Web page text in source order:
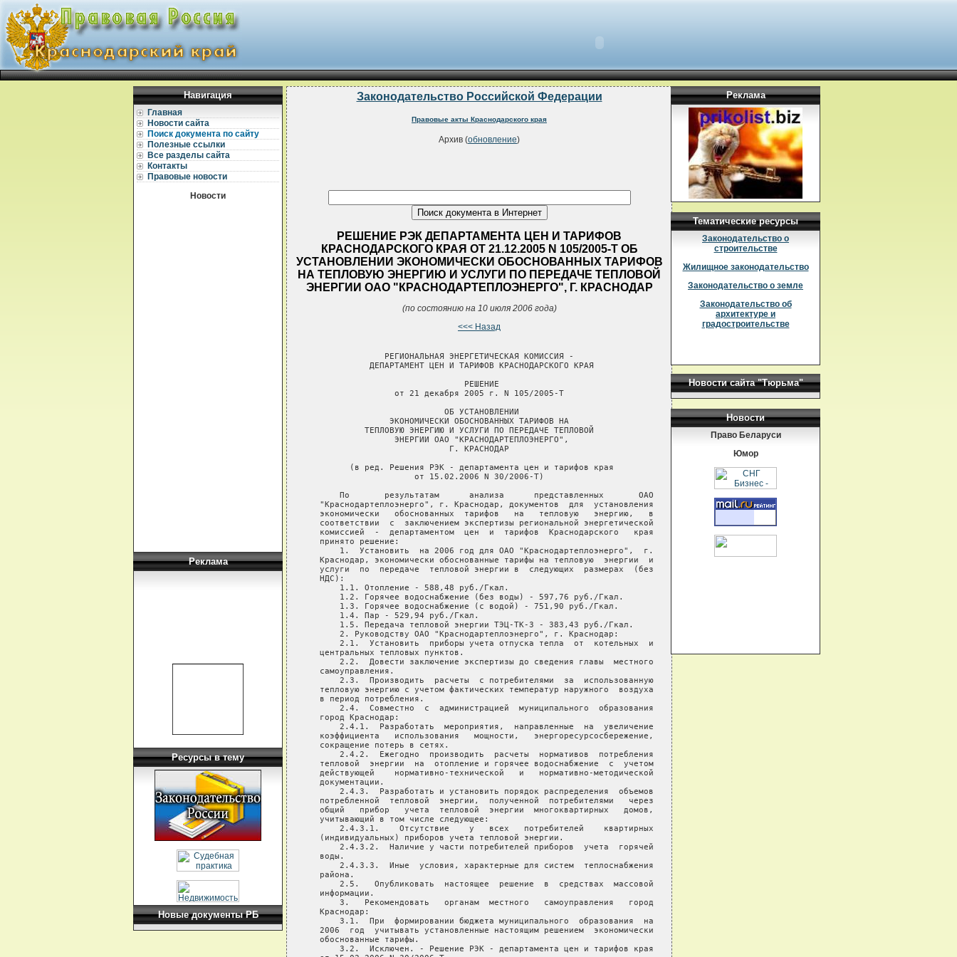
Навигация
Главная
Новости сайта
Поиск документа по сайту
Полезные ссылки
Все разделы сайта
Контакты
Правовые новости
Новости
Реклама
Ресурсы в тему
Новые документы РБ
Законодательство Российской Федерации
Правовые акты Краснодарского края
Архив (обновление)
РЕШЕНИЕ РЭК ДЕПАРТАМЕНТА ЦЕН И ТАРИФОВ
КРАСНОДАРСКОГО КРАЯ ОТ 21.12.2005 N 105/2005-Т ОБ
УСТАНОВЛЕНИИ ЭКОНОМИЧЕСКИ ОБОСНОВАННЫХ ТАРИФОВ
НА ТЕПЛОВУЮ ЭНЕРГИЮ И УСЛУГИ ПО ПЕРЕДАЧЕ ТЕПЛОВОЙ
ЭНЕРГИИ ОАО "КРАСНОДАРТЕПЛОЭНЕРГО", Г. КРАСНОДАР
(по состоянию на 10 июля 2006 года)
<<< Назад
                РЕГИОНАЛЬНАЯ ЭНЕРГЕТИЧЕСКАЯ КОМИССИЯ -
             ДЕПАРТАМЕНТ ЦЕН И ТАРИФОВ КРАСНОДАРСКОГО КРАЯ
                                РЕШЕНИЕ
                  от 21 декабря 2005 г. N 105/2005-Т
                            ОБ УСТАНОВЛЕНИИ
                 ЭКОНОМИЧЕСКИ ОБОСНОВАННЫХ ТАРИФОВ НА
            ТЕПЛОВУЮ ЭНЕРГИЮ И УСЛУГИ ПО ПЕРЕДАЧЕ ТЕПЛОВОЙ
                  ЭНЕРГИИ ОАО "КРАСНОДАРТЕПЛОЭНЕРГО",
                             Г. КРАСНОДАР
         (в ред. Решения РЭК - департамента цен и тарифов края
                      от 15.02.2006 N 30/2006-Т)
       По       результатам      анализа      представленных       ОАО
   "Краснодартеплоэнерго", г. Краснодар, документов  для  установления
   экономически   обоснованных  тарифов   на   тепловую   энергию,   в
   соответствии  с  заключением экспертизы региональной энергетической
   комиссией  -  департаментом  цен  и  тарифов  Краснодарского   края
   принято решение:
       1.  Установить  на 2006 год для ОАО "Краснодартеплоэнерго",  г.
   Краснодар, экономически обоснованные тарифы на тепловую  энергии  и
   услуги  по  передаче  тепловой энергии в  следующих  размерах  (без
   НДС):
       1.1. Отопление - 588,48 руб./Гкал.
       1.2. Горячее водоснабжение (без воды) - 597,76 руб./Гкал.
       1.3. Горячее водоснабжение (с водой) - 751,90 руб./Гкал.
       1.4. Пар - 529,94 руб./Гкал.
       1.5. Передача тепловой энергии ТЭЦ-ТК-3 - 383,43 руб./Гкал.
       2. Руководству ОАО "Краснодартеплоэнерго", г. Краснодар:
       2.1.  Установить  приборы учета отпуска тепла  от  котельных  и
   центральных тепловых пунктов.
       2.2.  Довести заключение экспертизы до сведения главы  местного
   самоуправления.
       2.3.  Производить  расчеты  с потребителями  за  использованную
   тепловую энергию с учетом фактических температур наружного  воздуха
   в период потребления.
       2.4.  Совместно  с  администрацией  муниципального  образования
   город Краснодар:
       2.4.1.  Разработать  мероприятия,  направленные  на  увеличение
   коэффициента   использования   мощности,   энергоресурсосбережение,
   сокращение потерь в сетях.
       2.4.2.  Ежегодно  производить  расчеты  нормативов  потребления
   тепловой  энергии  на  отопление и горячее водоснабжение  с  учетом
   действующей    нормативно-технической   и   нормативно-методической
   документации.
       2.4.3.  Разработать и установить порядок распределения  объемов
   потребленной  тепловой  энергии,  полученной  потребителями   через
   общий   прибор   учета  тепловой  энергии  многоквартирных   домов,
   учитывающий в том числе следующее:
       2.4.3.1.    Отсутствие    у   всех   потребителей    квартирных
   (индивидуальных) приборов учета тепловой энергии.
       2.4.3.2.  Наличие у части потребителей приборов  учета  горячей
   воды.
       2.4.3.3.  Иные  условия, характерные для систем  теплоснабжения
   района.
       2.5.   Опубликовать  настоящее  решение  в  средствах  массовой
   информации.
       3.   Рекомендовать   органам  местного   самоуправления   город
   Краснодар:
       3.1.  При  формировании бюджета муниципального  образования  на
   2006  год  учитывать установленные настоящим решением  экономически
   обоснованные тарифы.
       3.2.  Исключен. - Решение РЭК - департамента цен и тарифов края
Реклама
Тематические ресурсы
Законодательство о
строительстве
Жилищное законодательство
Законодательство о земле
Законодательство об
архитектуре и
градостроительстве
Новости сайта "Тюрьма"
Новости
Право Беларуси
Юмор